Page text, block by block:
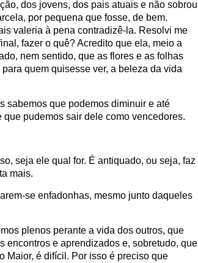
dos jovens, dos pais atuais e não sobrou
por pequena que fosse, de bem.
valeria à pena contradizê-la. Resolvi me
fazer o quê? Acredito que ela, meio a
nem sentido, que as flores e as folhas
quem quisesse ver, a beleza da vida
sabemos que podemos diminuir e até
pudemos sair dele como vencedores.
seja ele qual for. É antiquado, ou seja, faz
mais.
se enfadonhas, mesmo junto daqueles
plenos perante a vida dos outros, que
encontros e aprendizados e, sobretudo, que
Maior, é difícil. Por isso é preciso que